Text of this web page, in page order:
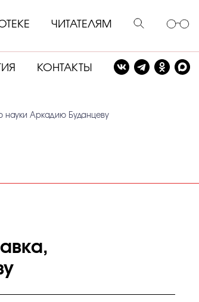
ЧИТАТЕЛЯМ
КОНТАКТЫ
науки Аркадию Буданцеву